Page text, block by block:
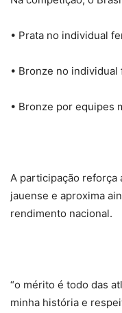
• Prata no individual
• Bronze no individual
• Bronze por equipes
A participação reforça
jauense e aproxima
rendimento nacional.
“o mérito é todo das
minha história e